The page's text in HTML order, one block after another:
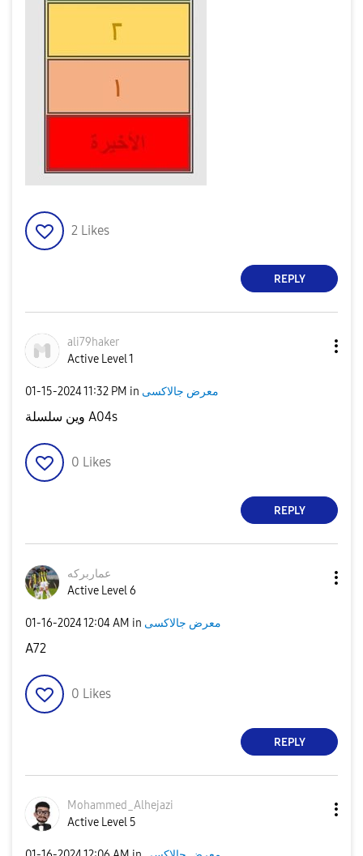
2 Likes
REPLY
ali79haker
Active Level 1
‎01-15-202411:32 PM in معرض جالاكسى
وين سلسلة A04s
0 Likes
REPLY
عماربركه
Active Level 6
‎01-16-202412:04 AM in معرض جالاكسى
A72
0 Likes
REPLY
Mohammed_Alhejazi
Active Level 5